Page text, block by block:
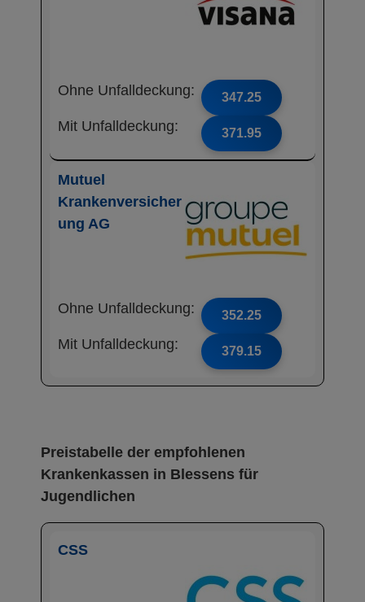
Ohne Unfalldeckung: 347.25
Mit Unfalldeckung: 371.95
Mutuel
Krankenversicher
ung AG
Ohne Unfalldeckung: 352.25
Mit Unfalldeckung: 379.15
Preistabelle der empfohlenen
Krankenkassen in Blessens für
Jugendlichen
CSS